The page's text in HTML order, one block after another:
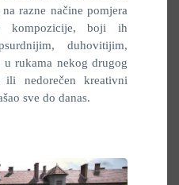
razne načine pomjera
kompozicije, boji ih
duhovitijim,
rukama nekog drugog
nedorečen kreativni
sve do danas.